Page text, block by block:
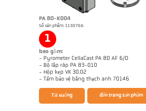
Ghi chú ứng dụng Casting channel
PA 80-K004
Số sản phẩm: 1130766
1
bao gồm:
- Pyrometer CellaCast PA 80 AF 6/D
- Bộ lắp ráp PA 83-010
- Hộp kẹp VK 30.02
- Tấm bảo vệ bằng thạch anh 70146
Brochure CellaCast PA80 PT180
Tải xuống đến trang sản phẩm